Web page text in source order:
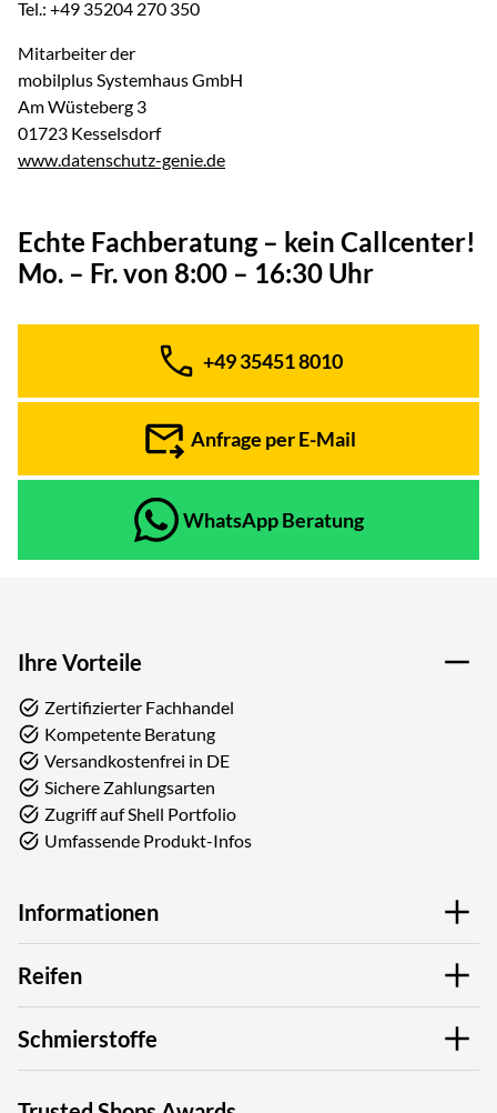
Tel.: +49 35204 270 350
Mitarbeiter der
mobilplus Systemhaus GmbH
Am Wüsteberg 3
01723 Kesselsdorf
www.datenschutz-genie.de
Echte Fachberatung – kein Callcenter!
Mo. – Fr. von 8:00 – 16:30 Uhr
Telefon:
+49 35451 8010
Anfrage per E-Mail
WhatsApp Beratung
Ihre Vorteile
Zertifizierter Fachhandel
Kompetente Beratung
Versandkostenfrei in DE
Sichere Zahlungsarten
Zugriff auf Shell Portfolio
Umfassende Produkt-Infos
Informationen
Reifen
Schmierstoffe